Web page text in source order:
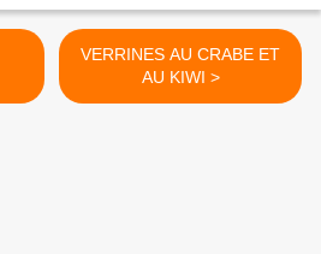
VERRINES AU CRABE ET
AU KIWI >